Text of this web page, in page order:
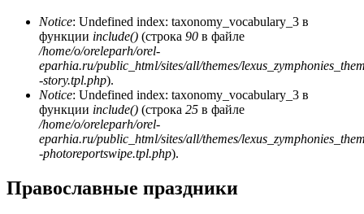
Notice: Undefined index: taxonomy_vocabulary_3 в
функции include() (строка 90 в файле
/home/o/oreleparh/orel-
eparhia.ru/public_html/sites/all/themes/
-story.tpl.php).
Notice: Undefined index: taxonomy_vocabulary_3 в
функции include() (строка 25 в файле
/home/o/oreleparh/orel-
eparhia.ru/public_html/sites/all/themes/
-photoreportswipe.tpl.php).
Православные праздники